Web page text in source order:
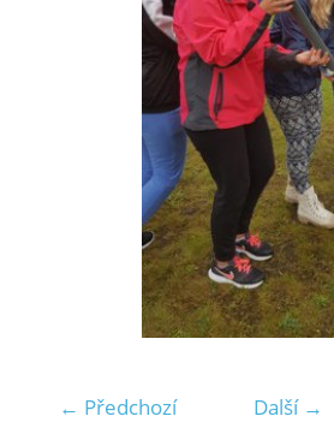
← Předchozí Další →